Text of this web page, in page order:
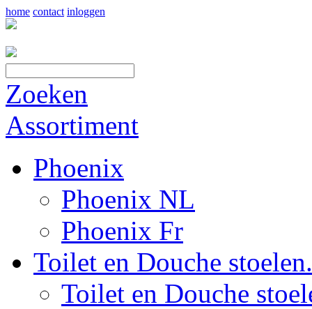
home contact inloggen
Zoeken
Assortiment
Phoenix
Phoenix NL
Phoenix Fr
Toilet en Douche
Toilet en Douche